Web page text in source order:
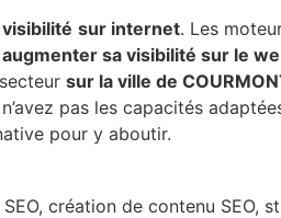
sur internet. Les
augmenter sa visibilité sur le
sur la ville de
pas les capacités
pour y aboutir.
création de contenu SEO,